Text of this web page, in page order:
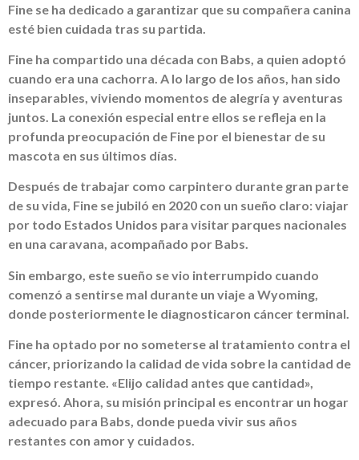
Fine se ha dedicado a garantizar que su compañera canina
esté bien cuidada tras su partida.
Fine ha compartido una década con Babs, a quien adoptó
cuando era una cachorra. A lo largo de los años, han sido
inseparables, viviendo momentos de alegría y aventuras
juntos. La conexión especial entre ellos se refleja en la
profunda preocupación de Fine por el bienestar de su
mascota en sus últimos días.
Después de trabajar como carpintero durante gran parte
de su vida, Fine se jubiló en 2020 con un sueño claro: viajar
por todo Estados Unidos para visitar parques nacionales
en una caravana, acompañado por Babs.
Sin embargo, este sueño se vio interrumpido cuando
comenzó a sentirse mal durante un viaje a Wyoming,
donde posteriormente le diagnosticaron cáncer terminal.
Fine ha optado por no someterse al tratamiento contra el
cáncer, priorizando la calidad de vida sobre la cantidad de
tiempo restante. «Elijo calidad antes que cantidad»,
expresó. Ahora, su misión principal es encontrar un hogar
adecuado para Babs, donde pueda vivir sus años
restantes con amor y cuidados.